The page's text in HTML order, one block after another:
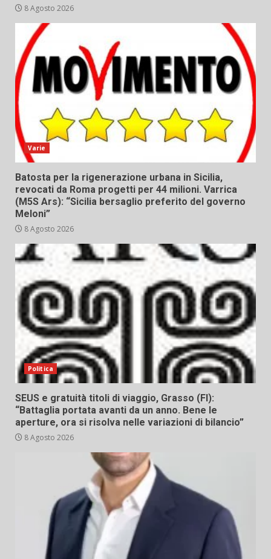
8 Agosto 2026
Varie
Batosta per la rigenerazione urbana in Sicilia,
revocati da Roma progetti per 44 milioni. Varrica
(M5S Ars): “Sicilia bersaglio preferito del governo
Meloni”
8 Agosto 2026
Politica
SEUS e gratuità titoli di viaggio, Grasso (FI):
“Battaglia portata avanti da un anno. Bene le
aperture, ora si risolva nelle variazioni di bilancio”
8 Agosto 2026